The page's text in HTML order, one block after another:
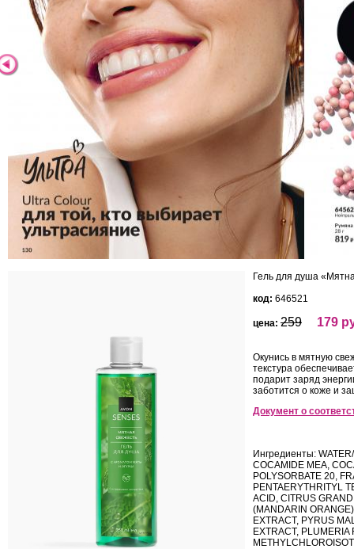
Гель для душа
код: 646521
цена: 259 179
Окунись в мятную
текстура
подарит заряд
заботится о коже и
Документ о
Ингредиенты:
COCAMIDE MEA,
POLYSORBATE 20,
PENTAERYTHRITYL
ACID, CITRUS
(MANDARIN
EXTRACT, PYRUS
EXTRACT, PLUMERIA